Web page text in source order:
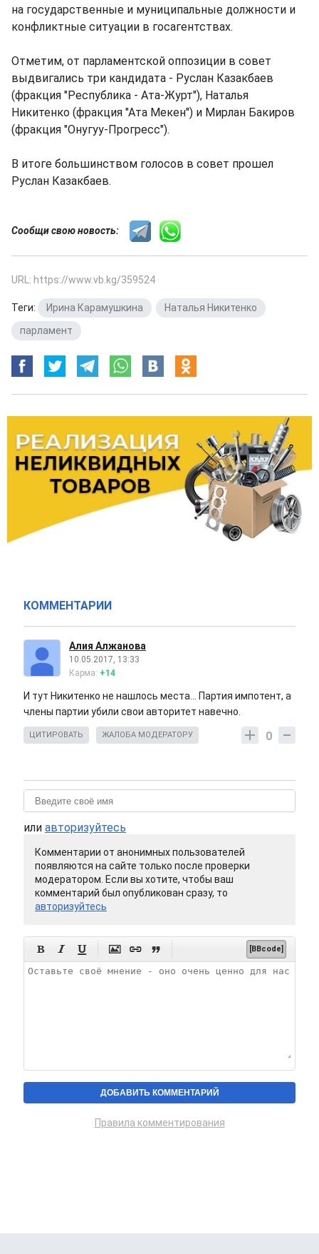
на государственные и муниципальные должности и
конфликтные ситуации в госагентствах.
Отметим, от парламентской оппозиции в совет
выдвигались три кандидата - Руслан Казакбаев
(фракция "Республика - Ата-Журт"), Наталья
Никитенко (фракция "Ата Мекен") и Мирлан Бакиров
(фракция "Онугуу-Прогресс").
В итоге большинством голосов в совет прошел
Руслан Казакбаев.
Сообщи свою новость:
URL: https://www.vb.kg/359524
Теги: Ирина Карамушкина Наталья Никитенко
парламент
КОММЕНТАРИИ
Алия Алжанова
10.05.2017, 13:33
Карма: +14
И тут Никитенко не нашлось места... Партия импотент, а
члены партии убили свои авторитет навечно.
0
ЦИТИРОВАТЬ ЖАЛОБА МОДЕРАТОРУ
или авторизуйтесь
Комментарии от анонимных пользователей
появляются на сайте только после проверки
модератором. Если вы хотите, чтобы ваш
комментарий был опубликован сразу, то
авторизуйтесь
      [BBcode]
Правила комментирования